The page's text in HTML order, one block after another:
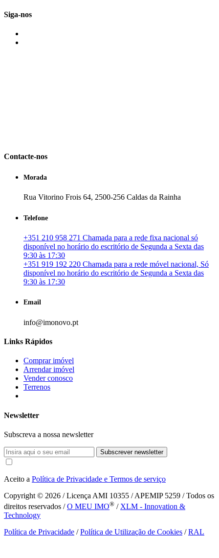
Siga-nos
Contacte-nos
Morada
Rua Vitorino Frois 64, 2500-256 Caldas da Rainha
Telefone
+351 210 958 271 Chamada para a rede fixa nacional só
disponível no horário do escritório de Segunda a Sexta das
9:30 às 17:30
+351 919 192 220 Chamada para a rede móvel nacional, Só
disponível no horário do escritório de Segunda a Sexta das
9:30 às 17:30
Email
info@imonovo.pt
Links Rápidos
Comprar imóvel
Arrendar imóvel
Vender conosco
Terrenos
Newsletter
Subscreva a nossa newsletter
Subscrever newsletter
Aceito a Política de Privacidade e Termos de serviço
Copyright © 2026 / Licença AMI 10355 / APEMIP 5259 / Todos os
direitos reservados /O MEU IMO® / XLM - Innovation &
Technology
Política de Privacidade /Política de Utilização de Cookies /RAL